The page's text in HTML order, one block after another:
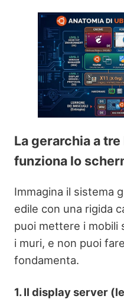
La gerarchia a
funziona lo
Immagina il sistema
edile con una rigida
puoi mettere i mobili
i muri, e non puoi
fondamenta.
1. Il display server